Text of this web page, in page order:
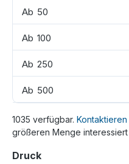
Ab 50
Ab 100
Ab 250
Ab 500
1035 verfügbar. Kontaktieren
größeren Menge interessiert
Druckauswählen